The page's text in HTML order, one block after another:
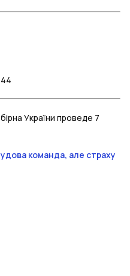
України проведе 7
команда, але страху